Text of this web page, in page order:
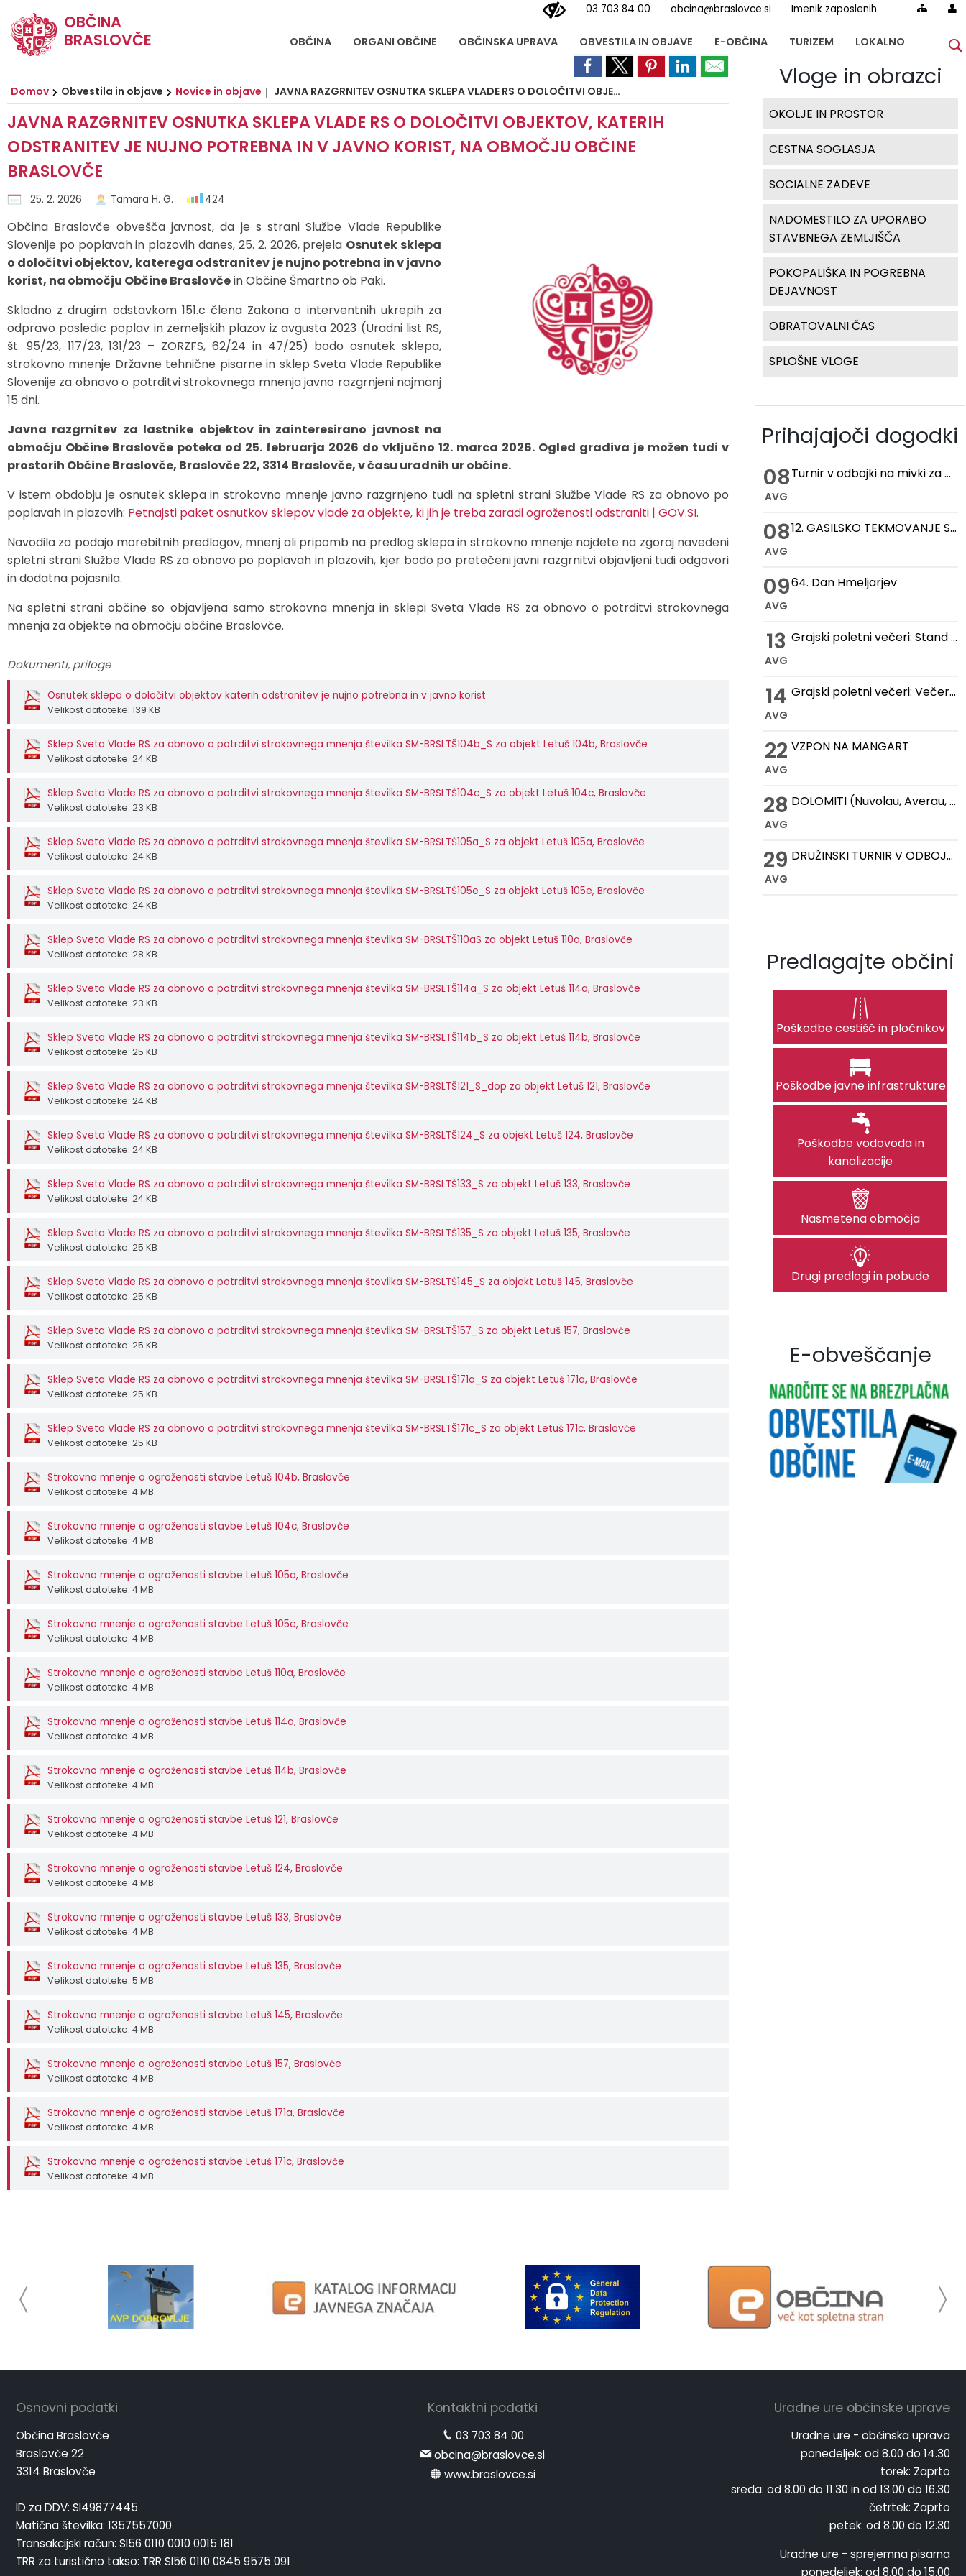
03 703 84 00 obcina@braslovce.si Imenik zaposlenih
OBČINA
BRASLOVČE
OBČINA ORGANI OBČINE OBČINSKA UPRAVA OBVESTILA IN OBJAVE E-OBČINA TURIZEM LOKALNO
Domov Obvestila in objave Novice in objave JAVNA RAZGRNITEV OSNUTKA SKLEPA VLADE RS O DOLOČITVI OBJEKTOV, KATERIH ODSTRANITEV JE NUJNO POTREBNA IN V JAVNO KORIST, NA OBMOČJU OBČINE BRASLOVČE
JAVNA RAZGRNITEV OSNUTKA SKLEPA VLADE RS O DOLOČITVI OBJEKTOV, KATERIH
ODSTRANITEV JE NUJNO POTREBNA IN V JAVNO KORIST, NA OBMOČJU OBČINE
BRASLOVČE
25. 2. 2026 Tamara H. G. 424
Občina Braslovče obvešča javnost, da je s strani Službe Vlade Republike
Slovenije po poplavah in plazovih danes, 25. 2. 2026, prejela Osnutek sklepa
o določitvi objektov, katerega odstranitev je nujno potrebna in v javno
korist, na območju Občine Braslovčein Občine Šmartno ob Paki.
Skladno z drugim odstavkom 151.c člena Zakona o interventnih ukrepih za
odpravo posledic poplav in zemeljskih plazov iz avgusta 2023 (Uradni list RS,
št. 95/23, 117/23, 131/23 – ZORZFS, 62/24 in 47/25) bodo osnutek sklepa,
strokovno mnenje Državne tehnične pisarne in sklep Sveta Vlade Republike
Slovenije za obnovo o potrditvi strokovnega mnenja javno razgrnjeni najmanj
15 dni.
Javna razgrnitev za lastnike objektov in zainteresirano javnost na
območju Občine Braslovče poteka od 25. februarja 2026 do vključno 12. marca 2026. Ogled gradiva je možen tudi v
prostorih Občine Braslovče, Braslovče 22, 3314 Braslovče, v času uradnih ur občine.
V istem obdobju je osnutek sklepa in strokovno mnenje javno razgrnjeno tudi na spletni strani Službe Vlade RS za obnovo po
poplavah in plazovih: Petnajsti paket osnutkov sklepov vlade za objekte, ki jih je treba zaradi ogroženosti odstraniti | GOV.SI.
Navodila za podajo morebitnih predlogov, mnenj ali pripomb na predlog sklepa in strokovno mnenje najdete na zgoraj navedeni
spletni strani Službe Vlade RS za obnovo po poplavah in plazovih, kjer bodo po pretečeni javni razgrnitvi objavljeni tudi odgovori
in dodatna pojasnila.
Na spletni strani občine so objavljena samo strokovna mnenja in sklepi Sveta Vlade RS za obnovo o potrditvi strokovnega
mnenja za objekte na območju občine Braslovče.
Dokumenti, priloge
Osnutek sklepa o določitvi objektov katerih odstranitev je nujno potrebna in v javno korist
Velikost datoteke: 139 KB
Sklep Sveta Vlade RS za obnovo o potrditvi strokovnega mnenja številka SM-BRSLTŠ104b_S za objekt Letuš 104b, Braslovče
Velikost datoteke: 24 KB
Sklep Sveta Vlade RS za obnovo o potrditvi strokovnega mnenja številka SM-BRSLTŠ104c_S za objekt Letuš 104c, Braslovče
Velikost datoteke: 23 KB
Sklep Sveta Vlade RS za obnovo o potrditvi strokovnega mnenja številka SM-BRSLTŠ105a_S za objekt Letuš 105a, Braslovče
Velikost datoteke: 24 KB
Sklep Sveta Vlade RS za obnovo o potrditvi strokovnega mnenja številka SM-BRSLTŠ105e_S za objekt Letuš 105e, Braslovče
Velikost datoteke: 24 KB
Sklep Sveta Vlade RS za obnovo o potrditvi strokovnega mnenja številka SM-BRSLTŠ110aS za objekt Letuš 110a, Braslovče
Velikost datoteke: 28 KB
Sklep Sveta Vlade RS za obnovo o potrditvi strokovnega mnenja številka SM-BRSLTŠ114a_S za objekt Letuš 114a, Braslovče
Velikost datoteke: 23 KB
Sklep Sveta Vlade RS za obnovo o potrditvi strokovnega mnenja številka SM-BRSLTŠ114b_S za objekt Letuš 114b, Braslovče
Velikost datoteke: 25 KB
Sklep Sveta Vlade RS za obnovo o potrditvi strokovnega mnenja številka SM-BRSLTŠ121_S_dop za objekt Letuš 121, Braslovče
Velikost datoteke: 24 KB
Sklep Sveta Vlade RS za obnovo o potrditvi strokovnega mnenja številka SM-BRSLTŠ124_S za objekt Letuš 124, Braslovče
Velikost datoteke: 24 KB
Sklep Sveta Vlade RS za obnovo o potrditvi strokovnega mnenja številka SM-BRSLTŠ133_S za objekt Letuš 133, Braslovče
Velikost datoteke: 24 KB
Sklep Sveta Vlade RS za obnovo o potrditvi strokovnega mnenja številka SM-BRSLTŠ135_S za objekt Letuš 135, Braslovče
Velikost datoteke: 25 KB
Sklep Sveta Vlade RS za obnovo o potrditvi strokovnega mnenja številka SM-BRSLTŠ145_S za objekt Letuš 145, Braslovče
Velikost datoteke: 25 KB
Sklep Sveta Vlade RS za obnovo o potrditvi strokovnega mnenja številka SM-BRSLTŠ157_S za objekt Letuš 157, Braslovče
Velikost datoteke: 25 KB
Sklep Sveta Vlade RS za obnovo o potrditvi strokovnega mnenja številka SM-BRSLTŠ171a_S za objekt Letuš 171a, Braslovče
Velikost datoteke: 25 KB
Sklep Sveta Vlade RS za obnovo o potrditvi strokovnega mnenja številka SM-BRSLTŠ171c_S za objekt Letuš 171c, Braslovče
Velikost datoteke: 25 KB
Strokovno mnenje o ogroženosti stavbe Letuš 104b, Braslovče
Velikost datoteke: 4 MB
Strokovno mnenje o ogroženosti stavbe Letuš 104c, Braslovče
Velikost datoteke: 4 MB
Strokovno mnenje o ogroženosti stavbe Letuš 105a, Braslovče
Velikost datoteke: 4 MB
Strokovno mnenje o ogroženosti stavbe Letuš 105e, Braslovče
Velikost datoteke: 4 MB
Strokovno mnenje o ogroženosti stavbe Letuš 110a, Braslovče
Velikost datoteke: 4 MB
Strokovno mnenje o ogroženosti stavbe Letuš 114a, Braslovče
Velikost datoteke: 4 MB
Strokovno mnenje o ogroženosti stavbe Letuš 114b, Braslovče
Velikost datoteke: 4 MB
Strokovno mnenje o ogroženosti stavbe Letuš 121, Braslovče
Velikost datoteke: 4 MB
Strokovno mnenje o ogroženosti stavbe Letuš 124, Braslovče
Velikost datoteke: 4 MB
Strokovno mnenje o ogroženosti stavbe Letuš 133, Braslovče
Velikost datoteke: 4 MB
Strokovno mnenje o ogroženosti stavbe Letuš 135, Braslovče
Velikost datoteke: 5 MB
Strokovno mnenje o ogroženosti stavbe Letuš 145, Braslovče
Velikost datoteke: 4 MB
Strokovno mnenje o ogroženosti stavbe Letuš 157, Braslovče
Velikost datoteke: 4 MB
Strokovno mnenje o ogroženosti stavbe Letuš 171a, Braslovče
Velikost datoteke: 4 MB
Strokovno mnenje o ogroženosti stavbe Letuš 171c, Braslovče
Velikost datoteke: 4 MB
Vloge in obrazci
OKOLJE IN PROSTOR
CESTNA SOGLASJA
SOCIALNE ZADEVE
NADOMESTILO ZA UPORABO
STAVBNEGA ZEMLJIŠČA
POKOPALIŠKA IN POGREBNA
DEJAVNOST
OBRATOVALNI ČAS
SPLOŠNE VLOGE
Prihajajoči dogodki
08
AVG
Turnir v odbojki na mivki za pokal hmeljske kobule
08
AVG
12. GASILSKO TEKMOVANJE STARIH ROČNIH IN MOTORNIH BRIZGALN
09
AVG
64. Dan Hmeljarjev
13
AVG
Grajski poletni večeri: Stand up večer na Gradu Žovnek
14
AVG
Grajski poletni večeri: Večer romantike na Gradu Žovnek
22
AVG
VZPON NA MANGART
28
AVG
DOLOMITI (Nuvolau, Averau, Cinque Torri, Lago Federa)
29
AVG
DRUŽINSKI TURNIR V ODBOJKI NA MIVKI
Predlagajte občini
Poškodbe cestišč in pločnikov
Poškodbe javne infrastrukture
Poškodbe vodovoda in
kanalizacije
Nasmetena območja
Drugi predlogi in pobude
E-obveščanje
Osnovni podatki
Občina Braslovče
Braslovče 22
3314 Braslovče
ID za DDV: SI49877445
Matična številka: 1357557000
Transakcijski račun: SI56 0110 0010 0015 181
TRR za turistično takso: TRR SI56 0110 0845 9575 091
Kontaktni podatki
03 703 84 00
obcina@braslovce.si
www.braslovce.si
Uradne ure občinske uprave
Uradne ure - občinska uprava
ponedeljek: od 8.00 do 14.30
torek: Zaprto
sreda: od 8.00 do 11.30 in od 13.00 do 16.30
četrtek: Zaprto
petek: od 8.00 do 12.30
Uradne ure - sprejemna pisarna
ponedeljek: od 8.00 do 15.00
Vizitka občine
Predstavitev občine
Grb in zastava
Občinski praznik
Fotogalerija
Župan
Podžupani
Občinski svet
Nadzorni odbor
Krajevni odbori
Občinska volilna komisija
Medobčinska inšpekcija, redarstvo in varstvo okolja
Zaščita in reševanje
Naloge in pristojnosti
Člani občinskega sveta
Seje občinskega sveta
Komisije in odbori
Naloge in pristojnosti
Imenik zaposlenih
Organigram
Uradne ure
Varstvo osebnih podatkov
Katalog informacij javnega značaja
Novice in objave
Koledar dogodkov
Zapore cest
Lokalni utrip - novice
Javni razpisi in objave
Projekti in investicije
Predpisi in odloki
Proračun občine
Prostorski akti občine
Občinsko glasilo
Lokalne volitve
Varuhov kotiček
Vloge in obrazci
Predlagajte občini
Pogosta vprašanja
E-obveščanje
TIC Braslovče
Izleti in poti
Znamenitosti
Gostinstvo
Prenočišča
Dan hmeljarjev
Prireditveni prostor Braslovče
Ekomuzej hmeljarstva in pivovarstva
Dežela celjska
Pomembne številke
Prostofer - prevozi starejših
Javni zavodi
Društva in združenja
Gospodarske javne službe
Zbirni center Braslovče (Žovnek)
Lokalni ponudniki
Slovo naših občanov
Objave Savinjska TV